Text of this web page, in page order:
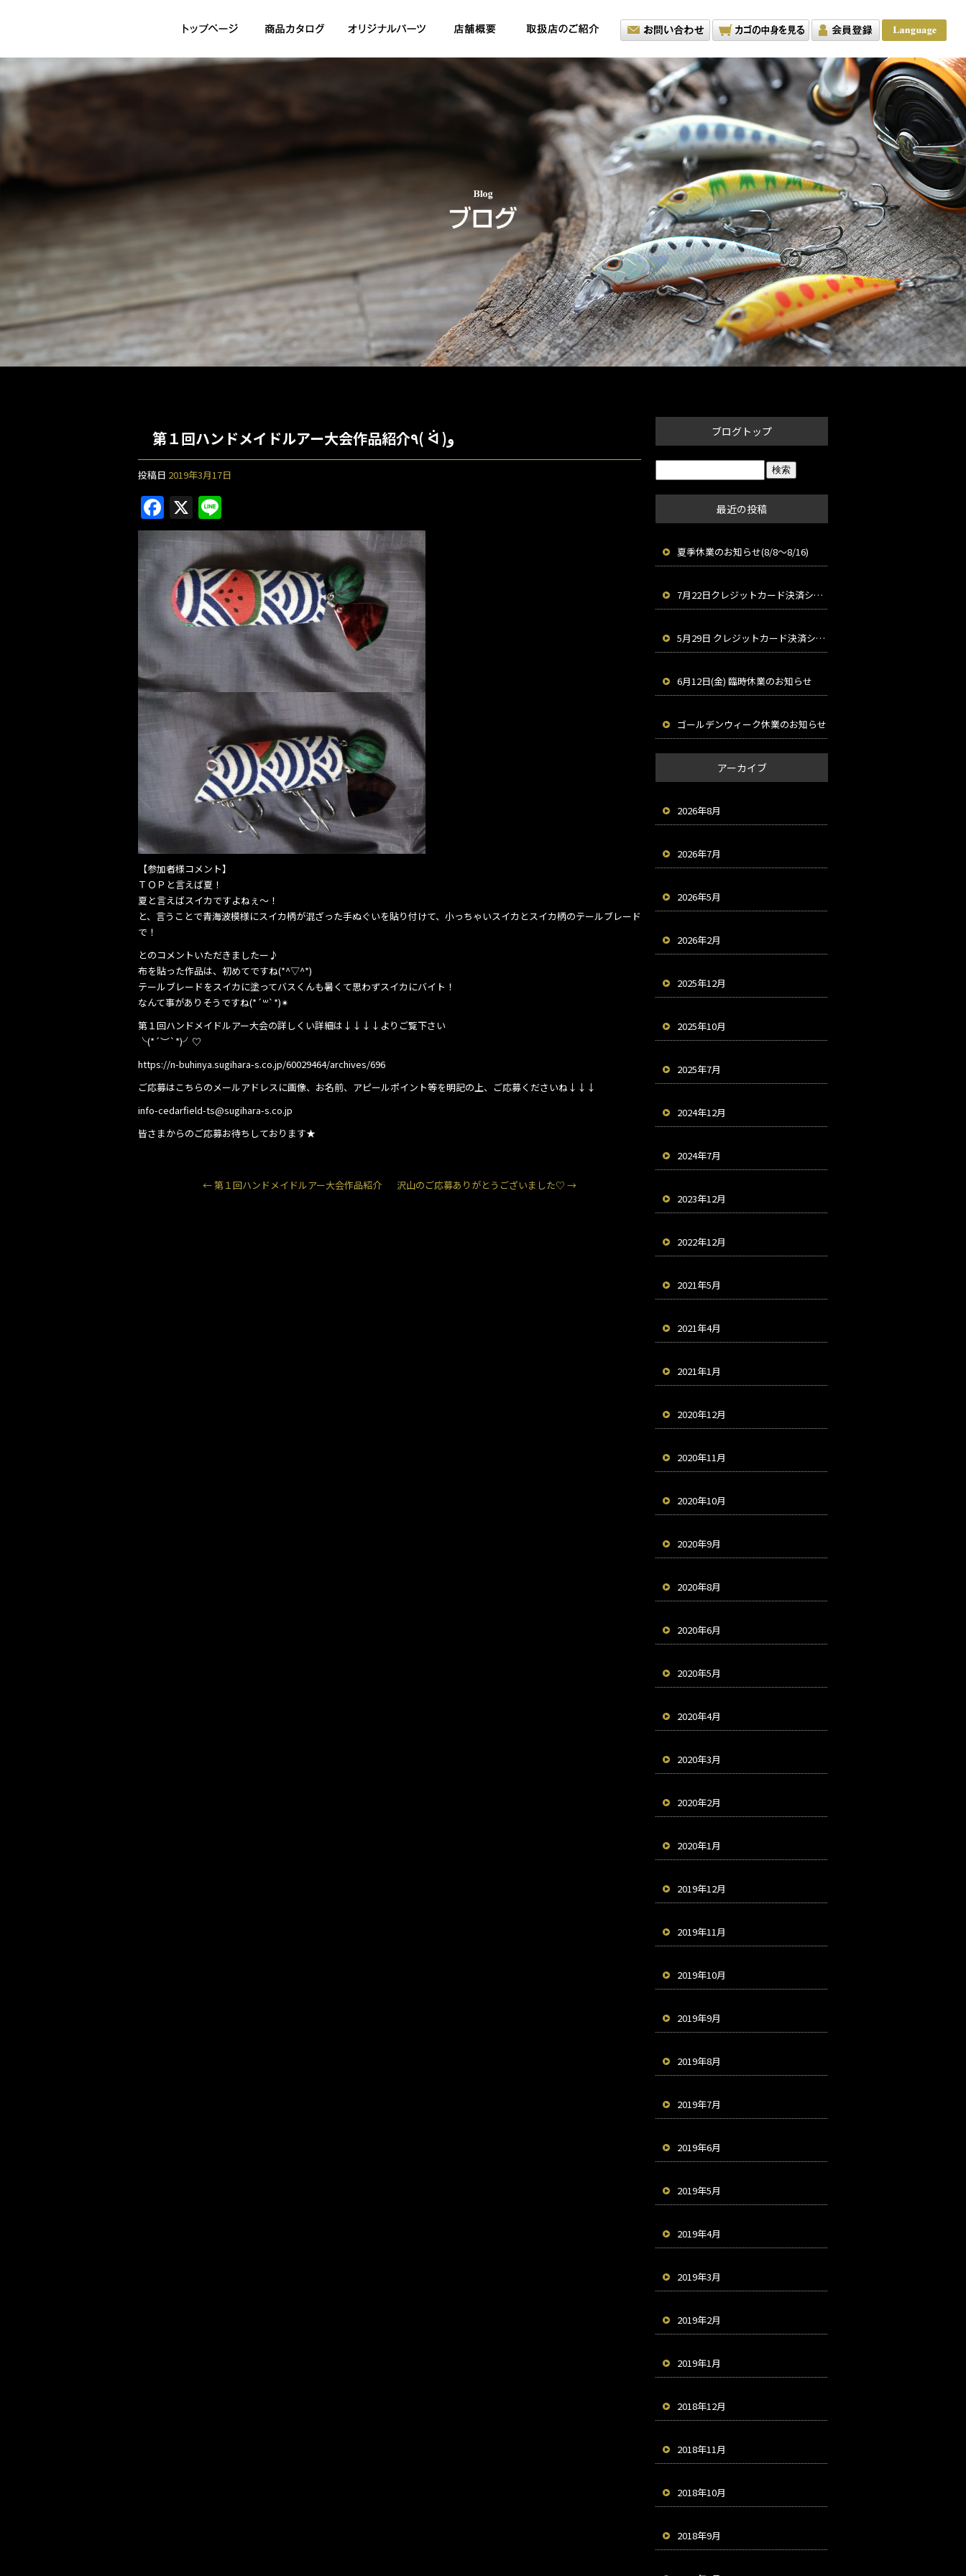
第１回ハンドメイドルアー大会作品紹介٩( ᐛ )و
投稿日 2019年3月17日
F
a
c
e
b
o
o
k
X
n
e
【参加者様コメント】
ＴＯＰと言えば夏！
夏と言えばスイカですよねぇ～！
と、言うことで青海波模様にスイカ柄が混ざった手ぬぐいを貼り付けて、小っちゃいスイカとスイカ柄のテールブレード
で！
とのコメントいただきましたー♪
布を貼った作品は、初めてですね(*^▽^*)
テールブレードをスイカに塗ってバスくんも暑くて思わずスイカにバイト！
なんて事がありそうですね(*´꒳`*)✴︎
第１回ハンドメイドルアー大会の詳しくい詳細は↓↓↓↓よりご覧下さい
╰(*´︶`*)╯♡
https://n-buhinya.sugihara-s.co.jp/60029464/archives/696
ご応募はこちらのメールアドレスに画像、お名前、アピールポイント等を明記の上、ご応募くださいね↓↓↓
info-cedarfield-ts@sugihara-s.co.jp
皆さまからのご応募お待ちしております★
←第１回ハンドメイドルアー大会作品紹介 沢山のご応募ありがとうございました♡ →
ブログトップ
最近の投稿
夏季休業のお知らせ(8/8～8/16)
7月22日クレジットカード決済システムメンテナンスのお知らせ
5月29日 クレジットカード決済システムメンテナンスのお知らせ
6月12日(金) 臨時休業のお知らせ
ゴールデンウィーク休業のお知らせ
アーカイブ
2026年8月
2026年7月
2026年5月
2026年2月
2025年12月
2025年10月
2025年7月
2024年12月
2024年7月
2023年12月
2022年12月
2021年5月
2021年4月
2021年1月
2020年12月
2020年11月
2020年10月
2020年9月
2020年8月
2020年6月
2020年5月
2020年4月
2020年3月
2020年2月
2020年1月
2019年12月
2019年11月
2019年10月
2019年9月
2019年8月
2019年7月
2019年6月
2019年5月
2019年4月
2019年3月
2019年2月
2019年1月
2018年12月
2018年11月
2018年10月
2018年9月